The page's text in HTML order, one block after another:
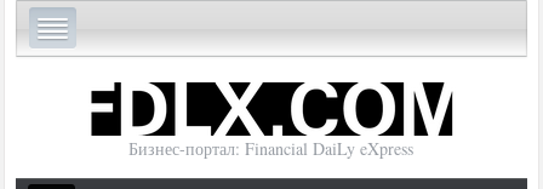
Бизнес-портал: Financial DaiLy eXpress